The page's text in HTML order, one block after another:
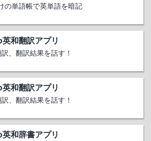
の単語帳で英単語を暗記
和翻訳アプリ
、翻訳結果を話す！
和翻訳アプリ
、翻訳結果を話す！
和辞書アプリ